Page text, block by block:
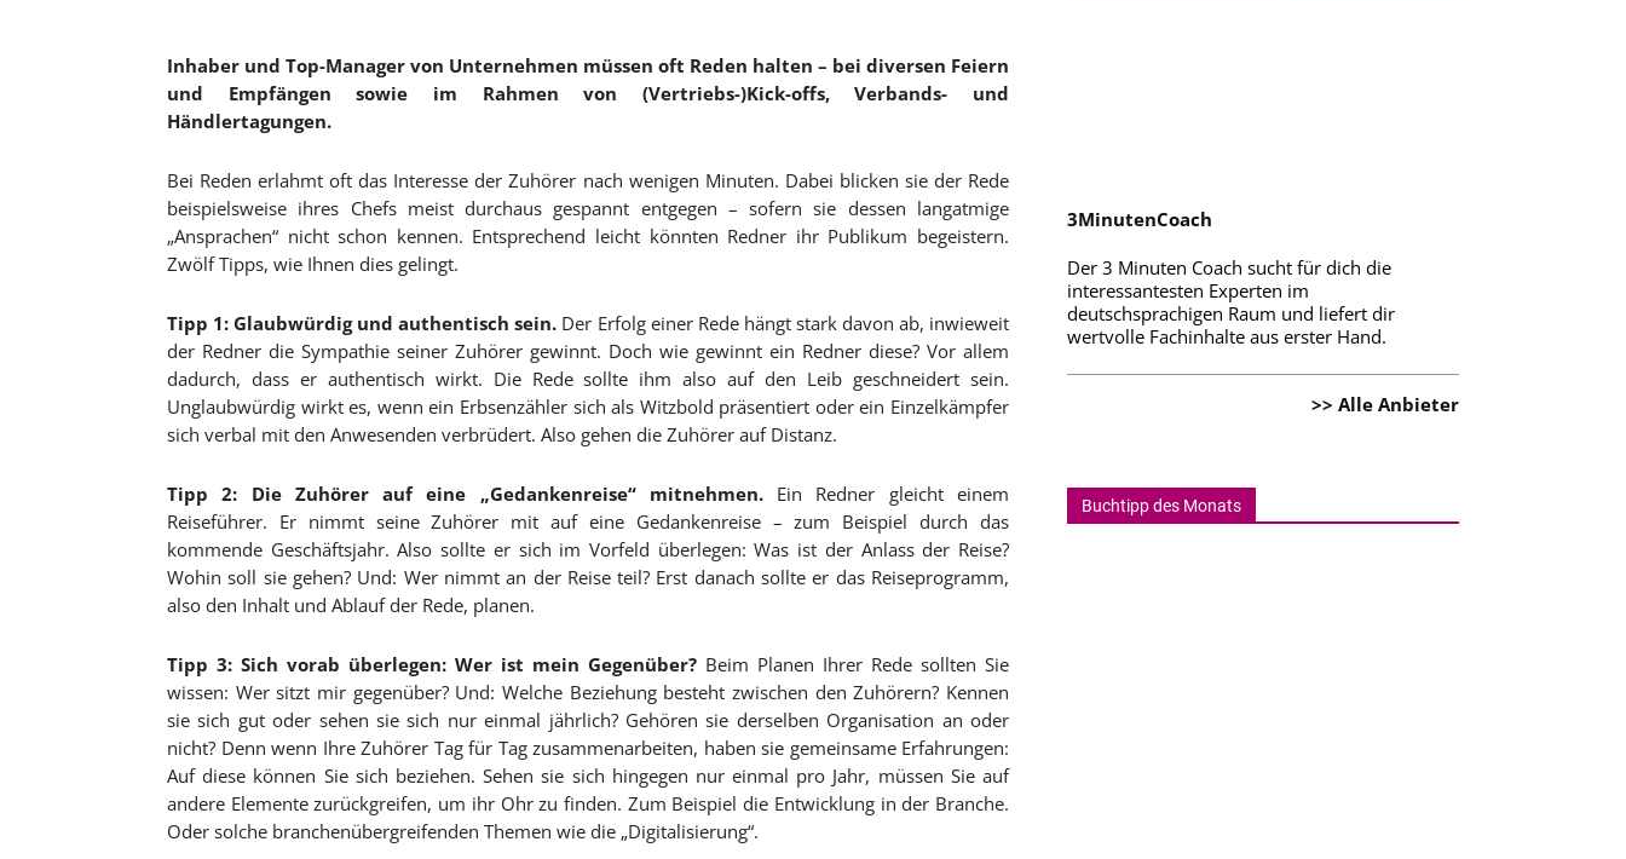
Inhaber und Top-Manager von Unternehmen müssen oft Reden halten – bei diversen Feiern
und Empfängen sowie im Rahmen von (Vertriebs-)Kick-offs, Verbands- und
Händlertagungen.
Bei Reden erlahmt oft das Interesse der Zuhörer nach wenigen Minuten. Dabei blicken sie der Rede
beispielsweise ihres Chefs meist durchaus gespannt entgegen – sofern sie dessen langatmige
„Ansprachen“ nicht schon kennen. Entsprechend leicht könnten Redner ihr Publikum begeistern.
Zwölf Tipps, wie Ihnen dies gelingt.
Tipp 1: Glaubwürdig und authentisch sein. Der Erfolg einer Rede hängt stark davon ab, inwieweit
der Redner die Sympathie seiner Zuhörer gewinnt. Doch wie gewinnt ein Redner diese? Vor allem
dadurch, dass er authentisch wirkt. Die Rede sollte ihm also auf den Leib geschneidert sein.
Unglaubwürdig wirkt es, wenn ein Erbsenzähler sich als Witzbold präsentiert oder ein Einzelkämpfer
sich verbal mit den Anwesenden verbrüdert. Also gehen die Zuhörer auf Distanz.
Tipp 2: Die Zuhörer auf eine „Gedankenreise“ mitnehmen.Ein Redner gleicht einem
Reiseführer. Er nimmt seine Zuhörer mit auf eine Gedankenreise – zum Beispiel durch das
kommende Geschäftsjahr. Also sollte er sich im Vorfeld überlegen: Was ist der Anlass der Reise?
Wohin soll sie gehen? Und: Wer nimmt an der Reise teil? Erst danach sollte er das Reiseprogramm,
also den Inhalt und Ablauf der Rede, planen.
Tipp 3: Sich vorab überlegen: Wer ist mein Gegenüber? Beim Planen Ihrer Rede sollten Sie
wissen: Wer sitzt mir gegenüber? Und: Welche Beziehung besteht zwischen den Zuhörern? Kennen
sie sich gut oder sehen sie sich nur einmal jährlich? Gehören sie derselben Organisation an oder
nicht? Denn wenn Ihre Zuhörer Tag für Tag zusammenarbeiten, haben sie gemeinsame Erfahrungen:
Auf diese können Sie sich beziehen. Sehen sie sich hingegen nur einmal pro Jahr, müssen Sie auf
andere Elemente zurückgreifen, um ihr Ohr zu finden. Zum Beispiel die Entwicklung in der Branche.
Oder solche branchenübergreifenden Themen wie die „Digitalisierung“.
3MinutenCoach
Der 3 Minuten Coach sucht für dich die
interessantesten Experten im
deutschsprachigen Raum und liefert dir
wertvolle Fachinhalte aus erster Hand.
>> Alle Anbieter
Buchtipp des Monats